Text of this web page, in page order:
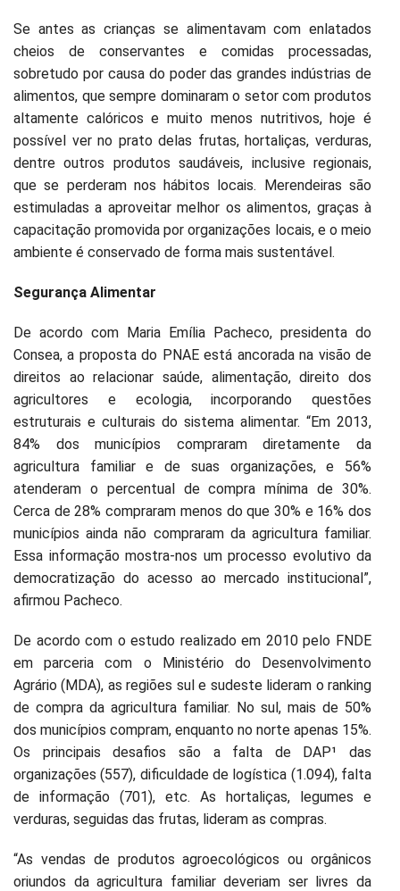
Se antes as crianças se alimentavam com enlatados
cheios de conservantes e comidas processadas,
sobretudo por causa do poder das grandes indústrias de
alimentos, que sempre dominaram o setor com produtos
altamente calóricos e muito menos nutritivos, hoje é
possível ver no prato delas frutas, hortaliças, verduras,
dentre outros produtos saudáveis, inclusive regionais,
que se perderam nos hábitos locais. Merendeiras são
estimuladas a aproveitar melhor os alimentos, graças à
capacitação promovida por organizações locais, e o meio
ambiente é conservado de forma mais sustentável.
Segurança Alimentar
De acordo com Maria Emília Pacheco, presidenta do
Consea, a proposta do PNAE está ancorada na visão de
direitos ao relacionar saúde, alimentação, direito dos
agricultores e ecologia, incorporando questões
estruturais e culturais do sistema alimentar. “Em 2013,
84% dos municípios compraram diretamente da
agricultura familiar e de suas organizações, e 56%
atenderam o percentual de compra mínima de 30%.
Cerca de 28% compraram menos do que 30% e 16% dos
municípios ainda não compraram da agricultura familiar.
Essa informação mostra-nos um processo evolutivo da
democratização do acesso ao mercado institucional”,
afirmou Pacheco.
De acordo com o estudo realizado em 2010 pelo FNDE
em parceria com o Ministério do Desenvolvimento
Agrário (MDA), as regiões sul e sudeste lideram o ranking
de compra da agricultura familiar. No sul, mais de 50%
dos municípios compram, enquanto no norte apenas 15%.
Os principais desafios são a falta de DAP¹ das
organizações (557), dificuldade de logística (1.094), falta
de informação (701), etc. As hortaliças, legumes e
verduras, seguidas das frutas, lideram as compras.
“As vendas de produtos agroecológicos ou orgânicos
oriundos da agricultura familiar deveriam ser livres da